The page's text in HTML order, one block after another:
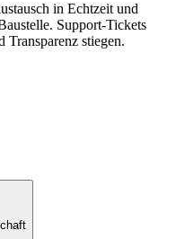
in Echtzeit und
Support-Tickets
Transparenz stiegen.